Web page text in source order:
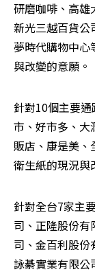
研磨咖啡、高雄
新光三越百貨公
夢時代購物中心
與改變的意願。
針對10個主要
市、好市多、大
販店、康是美、
衛生紙的現況與
針對全台7家主
司、正隆股份
司、金百利股份
詠綦實業有限公